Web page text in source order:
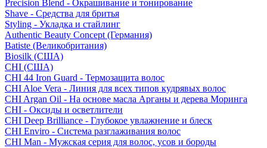
Precision Blend - Окрашивание и тонирование
Shave - Средства для бритья
Styling - Укладка и стайлинг
Authentic Beauty Concept (Германия)
Batiste (Великобритания)
Biosilk (США)
CHI (США)
CHI 44 Iron Guard - Термозащита волос
CHI Aloe Vera - Линия для всех типов кудрявых волос
CHI Argan Oil - На основе масла Арганы и дерева Моринга
CHI - Оксиды и осветлители
CHI Deep Brilliance - Глубокое увлажнение и блеск
CHI Enviro - Система разглаживания волос
CHI Man - Мужская серия для волос, усов и бороды